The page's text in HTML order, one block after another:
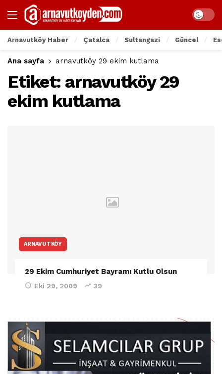
Arnavutköy Haber Çatalca Sultangazi Güncel
Ana sayfa arnavutköy 29 ekim kutlama
Etiket: arnavutköy 29
ekim kutlama
ARNAVUTKÖY
29 Ekim Cumhuriyet Bayramı Kutlu Olsun
Eki 29, 2009 39